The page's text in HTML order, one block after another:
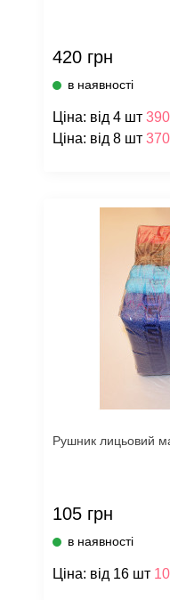
420 грн
в наявності
Ціна: від 4 шт
Ціна: від 8 шт
Рушник лицьовий
105 грн
в наявності
Ціна: від 16 шт